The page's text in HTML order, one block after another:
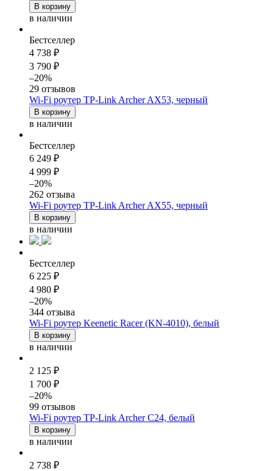
В корзину
в наличии
Бестселлер
4 738 ₽
3 790 ₽
–20%
29 отзывов
Wi-Fi роутер TP-Link Archer AX53, черный
В корзину
в наличии
Бестселлер
6 249 ₽
4 999 ₽
–20%
262 отзыва
Wi-Fi роутер TP-Link Archer AX55, черный
В корзину
в наличии
Бестселлер
6 225 ₽
4 980 ₽
–20%
344 отзыва
Wi-Fi роутер Keenetic Racer (KN-4010), белый
В корзину
в наличии
2 125 ₽
1 700 ₽
–20%
99 отзывов
Wi-Fi роутер TP-Link Archer C24, белый
В корзину
в наличии
2 738 ₽